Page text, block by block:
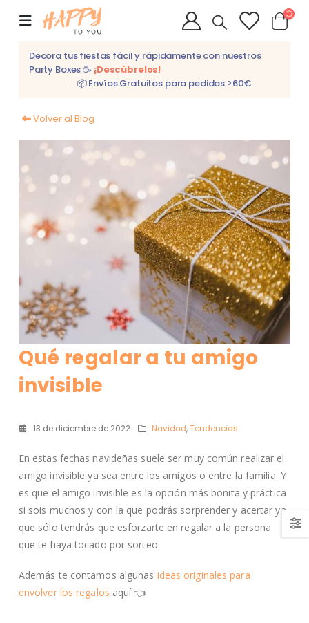
Decora tus fiestas fácil y rápidamente con nuestros
Party Boxes 🥳 ¡Descúbrelos!
📦 Envíos Gratuitos para pedidos >60€
Volver al Blog
Qué regalar a tu amigo
invisible
13 de diciembre de 2022 Navidad,Tendencias
En estas fechas navideñas suele ser muy común realizar el
amigo invisible ya sea entre los amigos o entre la familia. Y
es que el amigo invisible es la opción más bonita y práctica
si sois muchos y con la que podrás sorprender y acertar ya
que sólo tendrás que esforzarte en regalar a la persona
que te haya tocado por sorteo.
Además te contamos algunas ideas originales para
envolver los regalos aquí 👈